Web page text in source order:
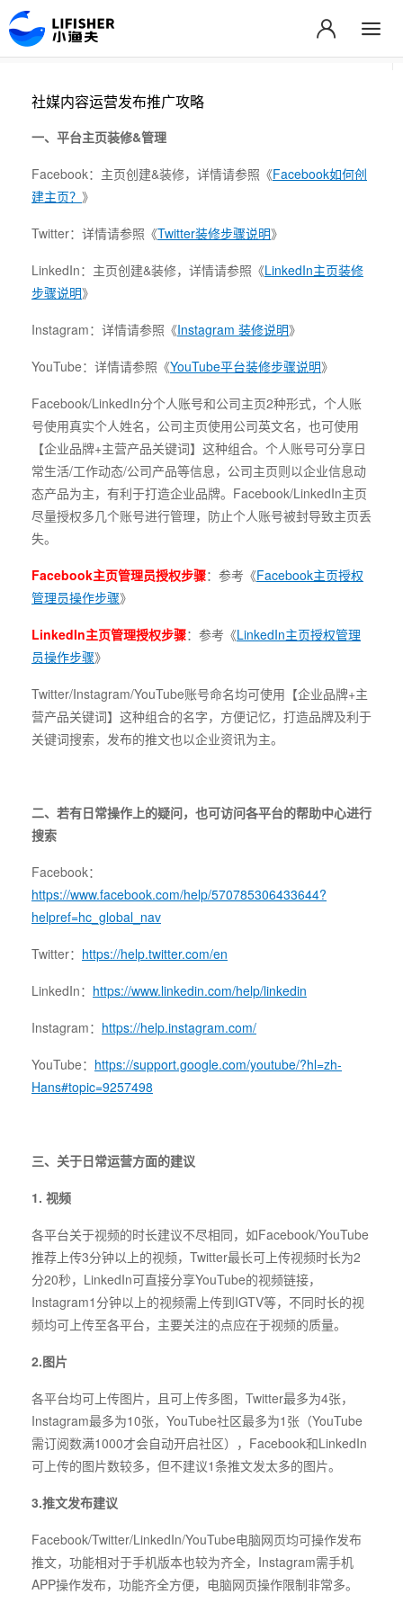
社媒内容运营发布推广攻略
一、平台主页装修&管理
Facebook：主页创建&装修，详情请参照《Facebook如何创
建主页？ 》
Twitter：详情请参照《Twitter装修步骤说明》
LinkedIn：主页创建&装修，详情请参照《LinkedIn主页装修
步骤说明》
Instagram：详情请参照《Instagram 装修说明》
YouTube：详情请参照《YouTube平台装修步骤说明》
Facebook/LinkedIn分个人账号和公司主页2种形式，个人账
号使用真实个人姓名，公司主页使用公司英文名，也可使用
【企业品牌+主营产品关键词】这种组合。个人账号可分享日
常生活/工作动态/公司产品等信息，公司主页则以企业信息动
态产品为主，有利于打造企业品牌。Facebook/LinkedIn主页
尽量授权多几个账号进行管理，防止个人账号被封导致主页丢
失。
Facebook主页管理员授权步骤：参考《Facebook主页授权
管理员操作步骤》
LinkedIn主页管理授权步骤：参考《LinkedIn主页授权管理
员操作步骤》
Twitter/Instagram/YouTube账号命名均可使用【企业品牌+主
营产品关键词】这种组合的名字，方便记忆，打造品牌及利于
关键词搜索，发布的推文也以企业资讯为主。
二、若有日常操作上的疑问，也可访问各平台的帮助中心进行
搜索
Facebook：
https://www.facebook.com/help/570785306433644?
helpref=hc_global_nav
Twitter： https://help.twitter.com/en
LinkedIn： https://www.linkedin.com/help/linkedin
Instagram： https://help.instagram.com/
YouTube： https://support.google.com/youtube/?hl=zh-
Hans#topic=9257498
三、关于日常运营方面的建议
1. 视频
各平台关于视频的时长建议不尽相同，如Facebook/YouTube
推荐上传3分钟以上的视频，Twitter最长可上传视频时长为2
分20秒，LinkedIn可直接分享YouTube的视频链接，
Instagram1分钟以上的视频需上传到IGTV等，不同时长的视
频均可上传至各平台，主要关注的点应在于视频的质量。
2.图片
各平台均可上传图片，且可上传多图，Twitter最多为4张，
Instagram最多为10张，YouTube社区最多为1张（YouTube
需订阅数满1000才会自动开启社区），Facebook和LinkedIn
可上传的图片数较多，但不建议1条推文发太多的图片。
3.推文发布建议
Facebook/Twitter/LinkedIn/YouTube电脑网页均可操作发布
推文，功能相对于手机版本也较为齐全，Instagram需手机
APP操作发布，功能齐全方便，电脑网页操作限制非常多。